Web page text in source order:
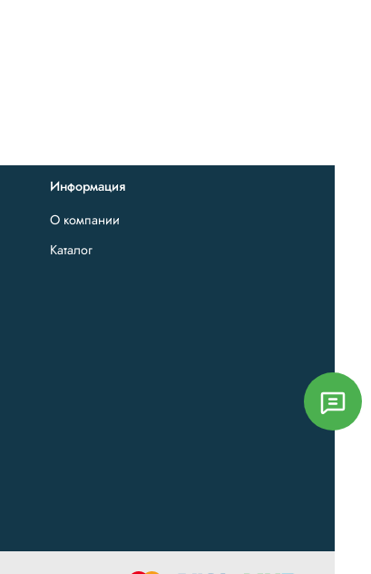
Информация
О компании
Каталог